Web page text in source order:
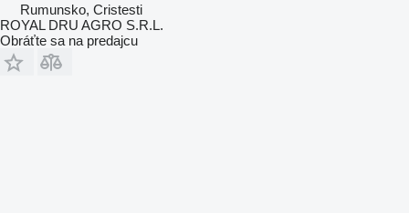
Rumunsko, Cristesti
ROYAL DRU AGRO S.R.L.
Obráťte sa na predajcu